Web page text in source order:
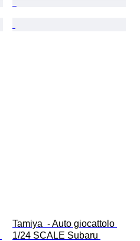
Tamiya  - Auto giocattolo
1/24 SCALE Subaru